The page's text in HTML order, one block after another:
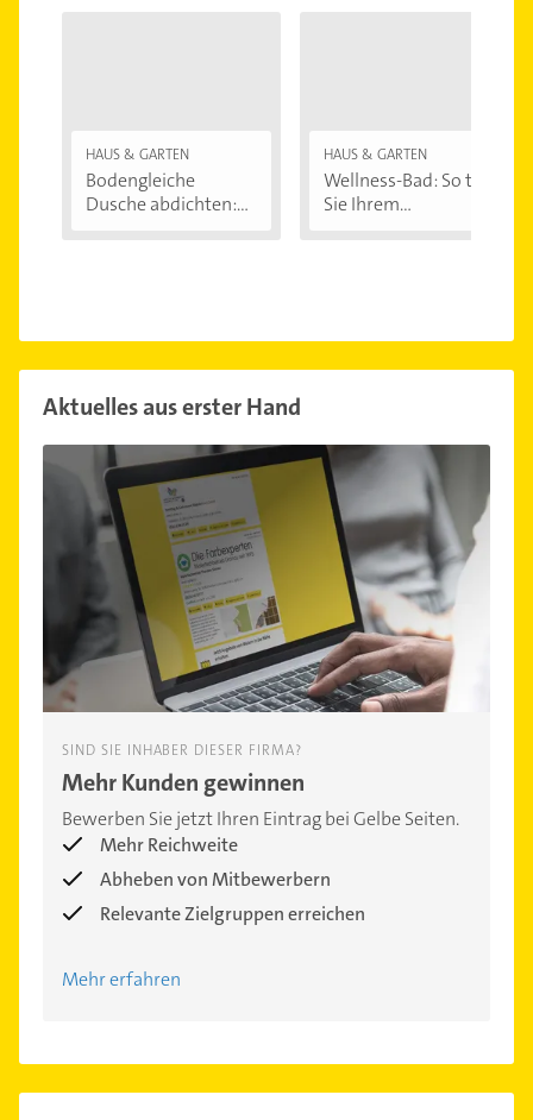
HAUS & GARTEN
Bodengleiche
Dusche abdichten:...
HAUS & GARTEN
Wellness-Bad: So tun
Sie Ihrem...
Aktuelles aus erster Hand
SIND SIE INHABER DIESER FIRMA?
Mehr Kunden gewinnen
Bewerben Sie jetzt Ihren Eintrag bei Gelbe Seiten.
Mehr Reichweite
Abheben von Mitbewerbern
Relevante Zielgruppen erreichen
Mehr erfahren